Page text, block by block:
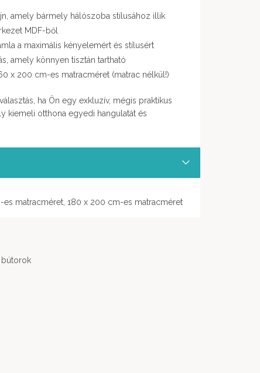
amely bármely hálószoba stílusához illik
MDF-ből
a maximális kényelemért és stílusért
amely könnyen tisztán tartható
x 200 cm-es matracméret (matrac nélkül!)
ha Ön egy exkluzív, mégis praktikus
kiemeli otthona egyedi hangulatát és
es matracméret, 180 x 200 cm-es matracméret
bútorok